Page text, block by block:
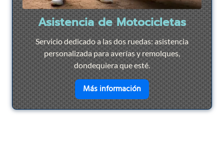
Asistencia de Motocicletas
Servicio dedicado a las dos ruedas: asistencia
personalizada para averías y remolques,
dondequiera que esté.
Más informaciónen savoir plus sur